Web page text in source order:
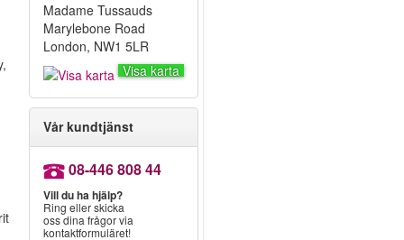
Madame Tussauds
Marylebone Road
London, NW1 5LR
Visa karta
Vår kundtjänst
08-446 808 44
Vill du ha hjälp?
Ring eller skicka
oss dina frågor via
kontaktformuläret!